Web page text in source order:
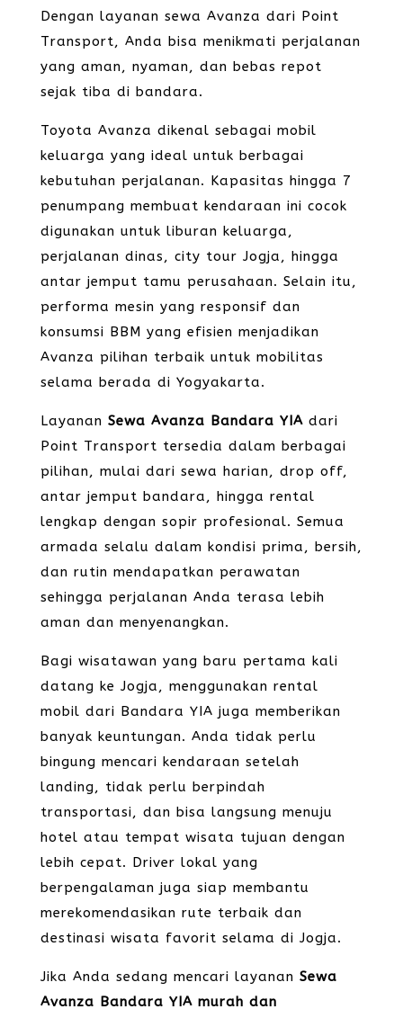
Dengan layanan sewa Avanza dari Point
Transport, Anda bisa menikmati perjalanan
yang aman, nyaman, dan bebas repot
sejak tiba di bandara.
Toyota Avanza dikenal sebagai mobil
keluarga yang ideal untuk berbagai
kebutuhan perjalanan. Kapasitas hingga 7
penumpang membuat kendaraan ini cocok
digunakan untuk liburan keluarga,
perjalanan dinas, city tour Jogja, hingga
antar jemput tamu perusahaan. Selain itu,
performa mesin yang responsif dan
konsumsi BBM yang efisien menjadikan
Avanza pilihan terbaik untuk mobilitas
selama berada di Yogyakarta.
Layanan Sewa Avanza Bandara YIAdari
Point Transport tersedia dalam berbagai
pilihan, mulai dari sewa harian, drop off,
antar jemput bandara, hingga rental
lengkap dengan sopir profesional. Semua
armada selalu dalam kondisi prima, bersih,
dan rutin mendapatkan perawatan
sehingga perjalanan Anda terasa lebih
aman dan menyenangkan.
Bagi wisatawan yang baru pertama kali
datang ke Jogja, menggunakan rental
mobil dari Bandara YIA juga memberikan
banyak keuntungan. Anda tidak perlu
bingung mencari kendaraan setelah
landing, tidak perlu berpindah
transportasi, dan bisa langsung menuju
hotel atau tempat wisata tujuan dengan
lebih cepat. Driver lokal yang
berpengalaman juga siap membantu
merekomendasikan rute terbaik dan
destinasi wisata favorit selama di Jogja.
Jika Anda sedang mencari layanan Sewa
Avanza Bandara YIA murah dan